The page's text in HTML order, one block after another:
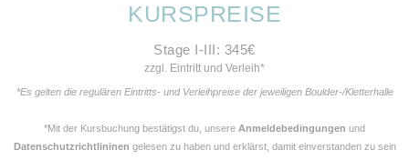
KURSPREISE
Stage I-III: 345€
zzgl. Eintritt und Verleih*
*Es gelten die regulären Eintritts- und Verleihpreise der jeweiligen Boulder-/Kletterhalle
*Mit der Kursbuchung bestätigst du, unsere Anmeldebedingungen und
Datenschutzrichtlininen gelesen zu haben und erklärst, damit einverstanden zu sein